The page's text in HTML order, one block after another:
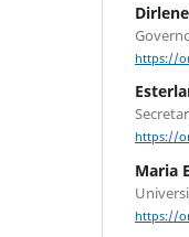
https://
https://
Maria
https://